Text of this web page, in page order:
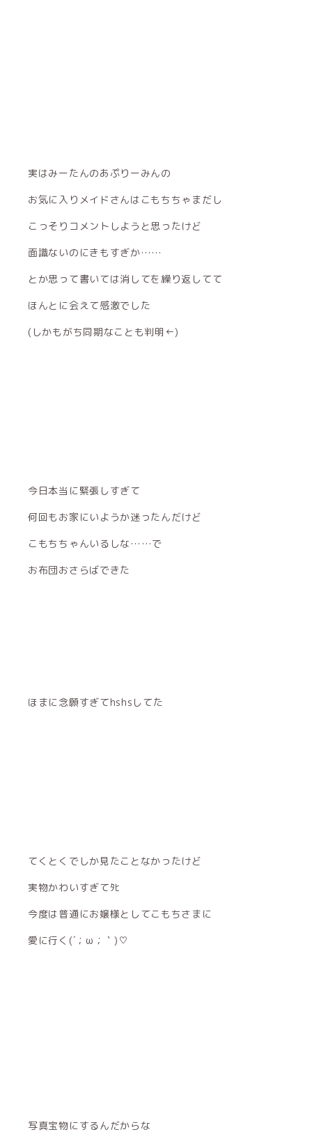
実はみーたんのあぷりーみんの
お気に入りメイドさんはこもちちゃまだし
こっそりコメントしようと思ったけど
面識ないのにきもすぎか……
とか思って書いては消してを繰り返してて
ほんとに会えて感激でした
(しかもがち同期なことも判明←)
今日本当に緊張しすぎて
何回もお家にいようか迷ったんだけど
こもちちゃんいるしな……で
お布団おさらばできた
ほまに念願すぎてhshsしてた
てくとくでしか見たことなかったけど
実物かわいすぎてﾀﾋ
今度は普通にお嬢様としてこもちさまに
愛に行く(´；ω；｀)♡
写真宝物にするんだからな